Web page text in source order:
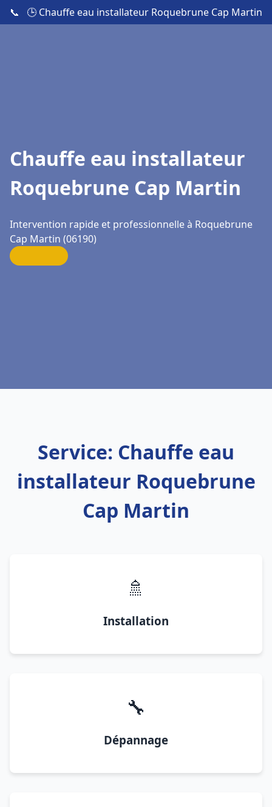
📞 🕒 Chauffe eau installateur Roquebrune Cap Martin
Chauffe eau installateur
Roquebrune Cap Martin
Intervention rapide et professionnelle à Roquebrune
Cap Martin (06190)
Service: Chauffe eau
installateur Roquebrune
Cap Martin
🚿
Installation
🔧
Dépannage